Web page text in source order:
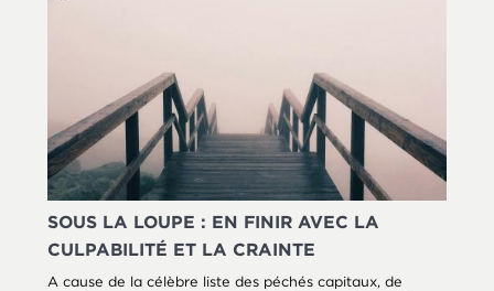
SOUS LA LOUPE : EN FINIR AVEC LA
CULPABILITÉ ET LA CRAINTE
A cause de la célèbre liste des péchés capitaux, de